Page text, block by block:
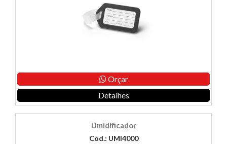
Orçar
Detalhes
Umidificador
Cod.: UMI4000